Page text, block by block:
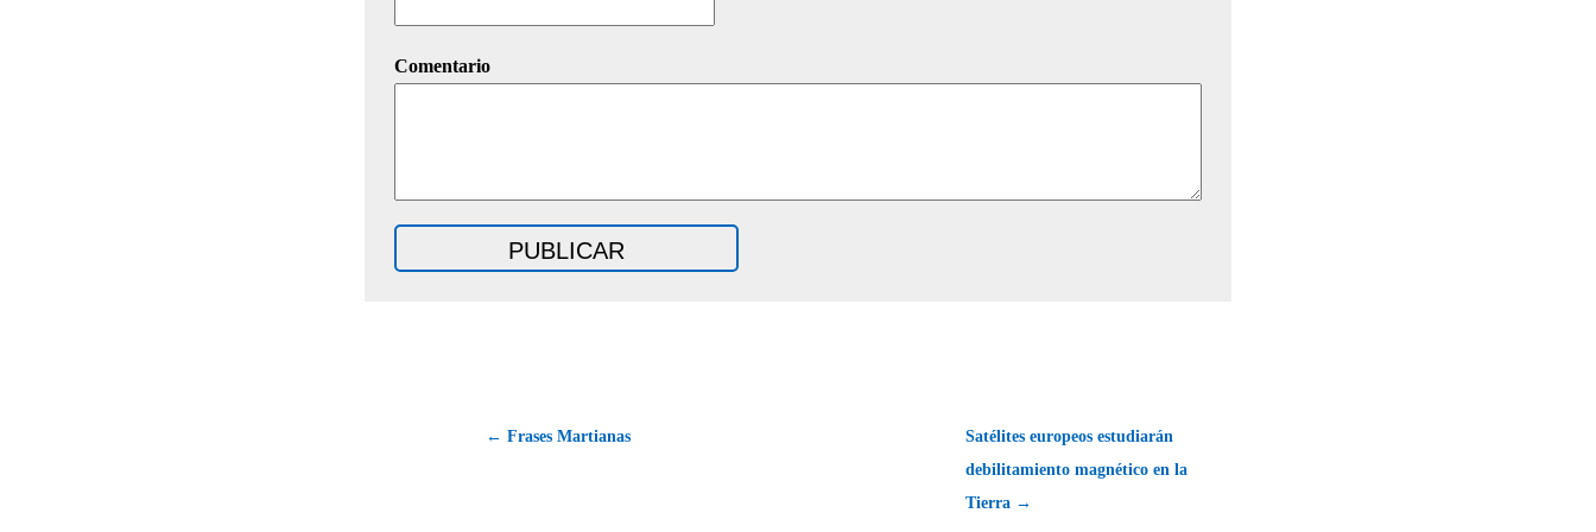
Comentario
← Frases Martianas
Satélites europeos estudiarán
debilitamiento magnético en la
Tierra →